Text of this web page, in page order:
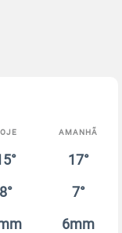
AMANHÃ
17°
8° 7°
6mm